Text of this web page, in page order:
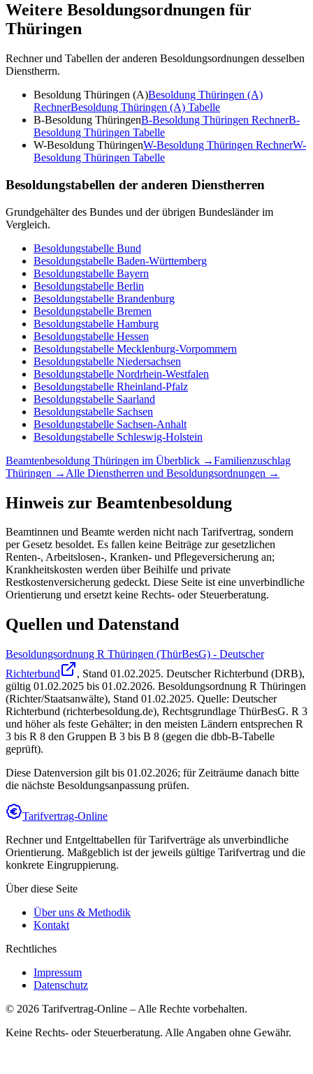
Weitere Besoldungsordnungen für
Thüringen
Rechner und Tabellen der anderen Besoldungsordnungen desselben
Dienstherrn.
Besoldung Thüringen (A)Besoldung Thüringen (A)
RechnerBesoldung Thüringen (A) Tabelle
B-Besoldung ThüringenB-Besoldung Thüringen RechnerB-
Besoldung Thüringen Tabelle
W-Besoldung ThüringenW-Besoldung Thüringen RechnerW-
Besoldung Thüringen Tabelle
Besoldungstabellen der anderen Dienstherren
Grundgehälter des Bundes und der übrigen Bundesländer im
Vergleich.
Besoldungstabelle Bund
Besoldungstabelle Baden-Württemberg
Besoldungstabelle Bayern
Besoldungstabelle Berlin
Besoldungstabelle Brandenburg
Besoldungstabelle Bremen
Besoldungstabelle Hamburg
Besoldungstabelle Hessen
Besoldungstabelle Mecklenburg-Vorpommern
Besoldungstabelle Niedersachsen
Besoldungstabelle Nordrhein-Westfalen
Besoldungstabelle Rheinland-Pfalz
Besoldungstabelle Saarland
Besoldungstabelle Sachsen
Besoldungstabelle Sachsen-Anhalt
Besoldungstabelle Schleswig-Holstein
Beamtenbesoldung Thüringen im Überblick →Familienzuschlag
Thüringen → Alle Dienstherren und Besoldungsordnungen →
Hinweis zur Beamtenbesoldung
Beamtinnen und Beamte werden nicht nach Tarifvertrag, sondern
per Gesetz besoldet. Es fallen keine Beiträge zur gesetzlichen
Renten-, Arbeitslosen-, Kranken- und Pflegeversicherung an;
Krankheitskosten werden über Beihilfe und private
Restkostenversicherung gedeckt. Diese Seite ist eine unverbindliche
Orientierung und ersetzt keine Rechts- oder Steuerberatung.
Quellen und Datenstand
Besoldungsordnung R Thüringen (ThürBesG) - Deutscher
Richterbund
, Stand 01.02.2025. Deutscher Richterbund (DRB),
gültig 01.02.2025 bis 01.02.2026. Besoldungsordnung R Thüringen
(Richter/Staatsanwälte), Stand 01.02.2025. Quelle: Deutscher
Richterbund (richterbesoldung.de), Rechtsgrundlage ThürBesG. R 3
und höher als feste Gehälter; in den meisten Ländern entsprechen R
3 bis R 8 den Gruppen B 3 bis B 8 (gegen die dbb-B-Tabelle
geprüft).
Diese Datenversion gilt bis 01.02.2026; für Zeiträume danach bitte
die nächste Besoldungsanpassung prüfen.
Tarifvertrag-Online
Rechner und Entgelttabellen für Tarifverträge als unverbindliche
Orientierung. Maßgeblich ist der jeweils gültige Tarifvertrag und die
konkrete Eingruppierung.
Über diese Seite
Über uns & Methodik
Kontakt
Rechtliches
Impressum
Datenschutz
© 2026 Tarifvertrag-Online – Alle Rechte vorbehalten.
Keine Rechts- oder Steuerberatung. Alle Angaben ohne Gewähr.